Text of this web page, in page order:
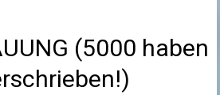
(5000 haben